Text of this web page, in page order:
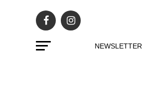
NEWSLETTER